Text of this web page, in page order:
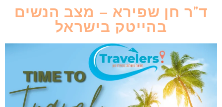
ד"ר חן שפירא – מצב הנשים
בהייטק בישראל